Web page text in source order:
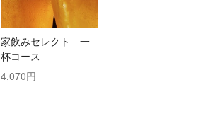
家飲みセレクト 一
杯コース
4,070円